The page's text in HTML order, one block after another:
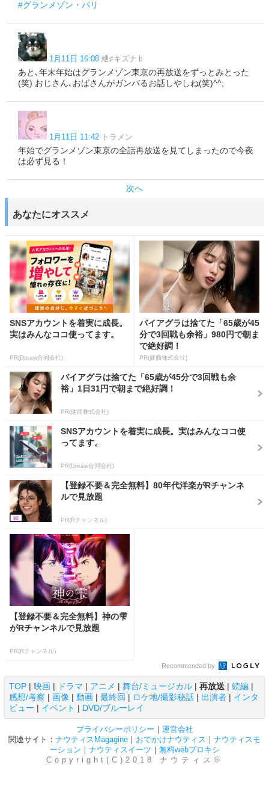
#グランメゾン・パリ
1月11日 16:08 紲♯キズナ♭
あと､年末年始はグランメゾン東京の再放送をずっとみとった
(笑) おじさん､おばさんがガンバるお話しやしね(笑)^^;
1月11日 11:42 トラメン
年始でグランメゾン東京の全話再放送を見てしまったので今夜
は必ず見る！
次へ
あなたにオススメ
SNSアカウントを着実に成長。
実はみんなココ使ってます。
PR(Dreaw合同会社)
バイアグラは捨てた「65歳が45
分で3回戦も余裕」980円で朝ま
で絶好調！
PR(健商株式会社)
バイアグラは捨てた「65歳が45分で3回戦も余
裕」1日31円で朝まで絶好調！
PR(健商株式会社)
SNSアカウントを着実に成長。実はみんなココ使
ってます。
PR(Dreaw合同会社)
【登録不要＆完全無料】80年代洋楽がRチャンネ
ルで見放題
PR(Rチャンネル)
【登録不要＆完全無料】神の雫
がRチャンネルで見放題
PR(Rチャンネル)
Recommended by
TOP | 映画 | ドラマ | アニメ | 舞台/ミュージカル | 再放送 | 続編 |
感想/考察 | 画像 | 動画 | 最終回 | ロケ地/撮影秘話 | 出演者 | インタ
ビュー | イベント | DVD/ブルーレイ
プライバシーポリシー ｜ 運営会社
関連サイト： ナウティスMagagine ｜ おでかけナウティス ｜ ナウティスモ
ーション ｜ ナウティスイーツ ｜ 無料webプロキシ
Copyright(C)2018 ナウティス®